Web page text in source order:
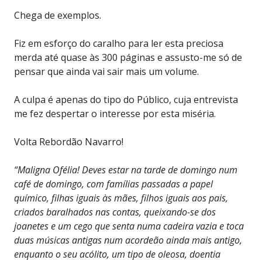
Chega de exemplos.
Fiz em esforço do caralho para ler esta preciosa
merda até quase às 300 páginas e assusto-me só de
pensar que ainda vai sair mais um volume.
A culpa é apenas do tipo do Público, cuja entrevista
me fez despertar o interesse por esta miséria.
Volta Rebordão Navarro!
“Maligna Ofélia! Deves estar na tarde de domingo num
café de domingo, com famílias passadas a papel
químico, filhas iguais às mães, filhos iguais aos pais,
criados baralhados nas contas, queixando-se dos
joanetes e um cego que senta numa cadeira vazia e toca
duas músicas antigas num acordeão ainda mais antigo,
enquanto o seu acólito, um tipo de oleosa, doentia